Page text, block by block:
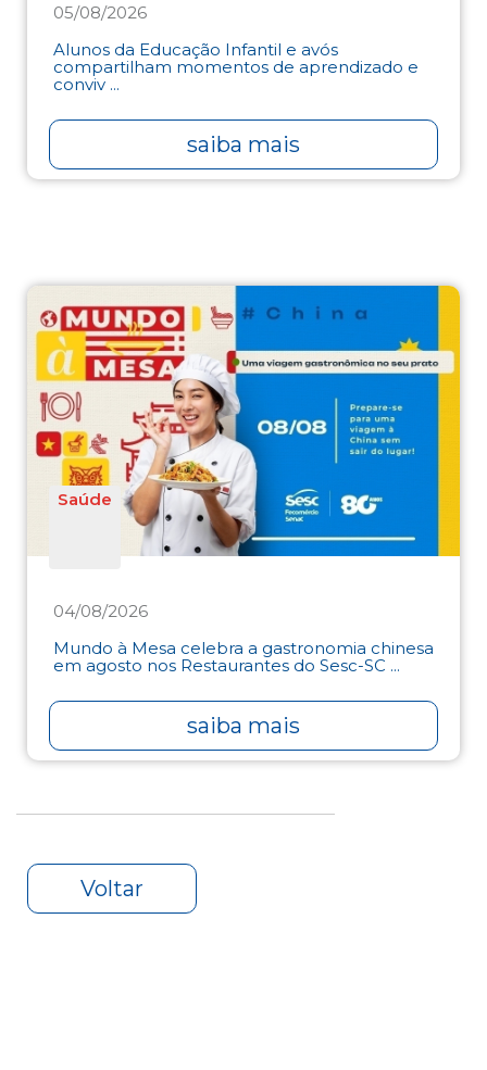
05/08/2026
Alunos da Educação Infantil e avós
compartilham momentos de aprendizado e
conviv ...
saiba mais
Saúde
04/08/2026
Mundo à Mesa celebra a gastronomia chinesa
em agosto nos Restaurantes do Sesc-SC ...
saiba mais
Voltar